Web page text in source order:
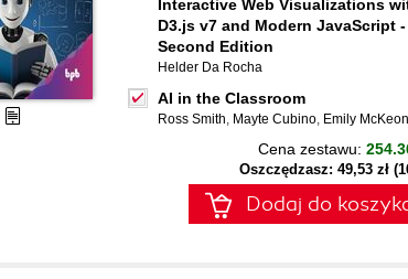
Interactive Web Visualizations
D3.js v7 and Modern JavaScript -
Second Edition
Helder Da Rocha
AI in the Classroom
Ross Smith, Mayte Cubino, Emily McKeon
Cena zestawu:
Oszczędzasz: 49,53 zł
Dodaj do